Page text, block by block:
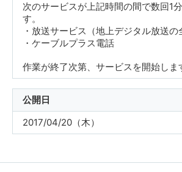
次のサービスが上記時間の間で数回1
す。
・放送サービス（地上デジタル放送の
・ケーブルプラス電話
作業が終了次第、サービスを開始しま
公開日
2017/04/20（木）